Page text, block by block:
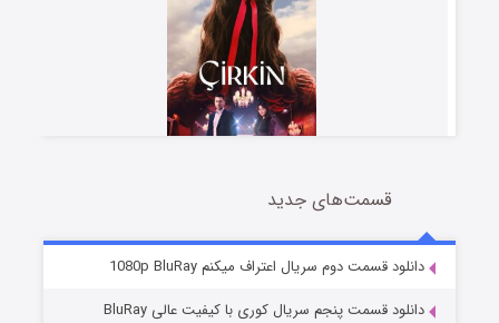
سریال زشت
قسمت5 (زیرنویس) منتشر شد
قسمت‌های جدید
دانلود قسمت دوم سریال اعتراف میکنم 1080p BluRay
دانلود قسمت پنجم سریال کوری با کیفیت عالی BluRay